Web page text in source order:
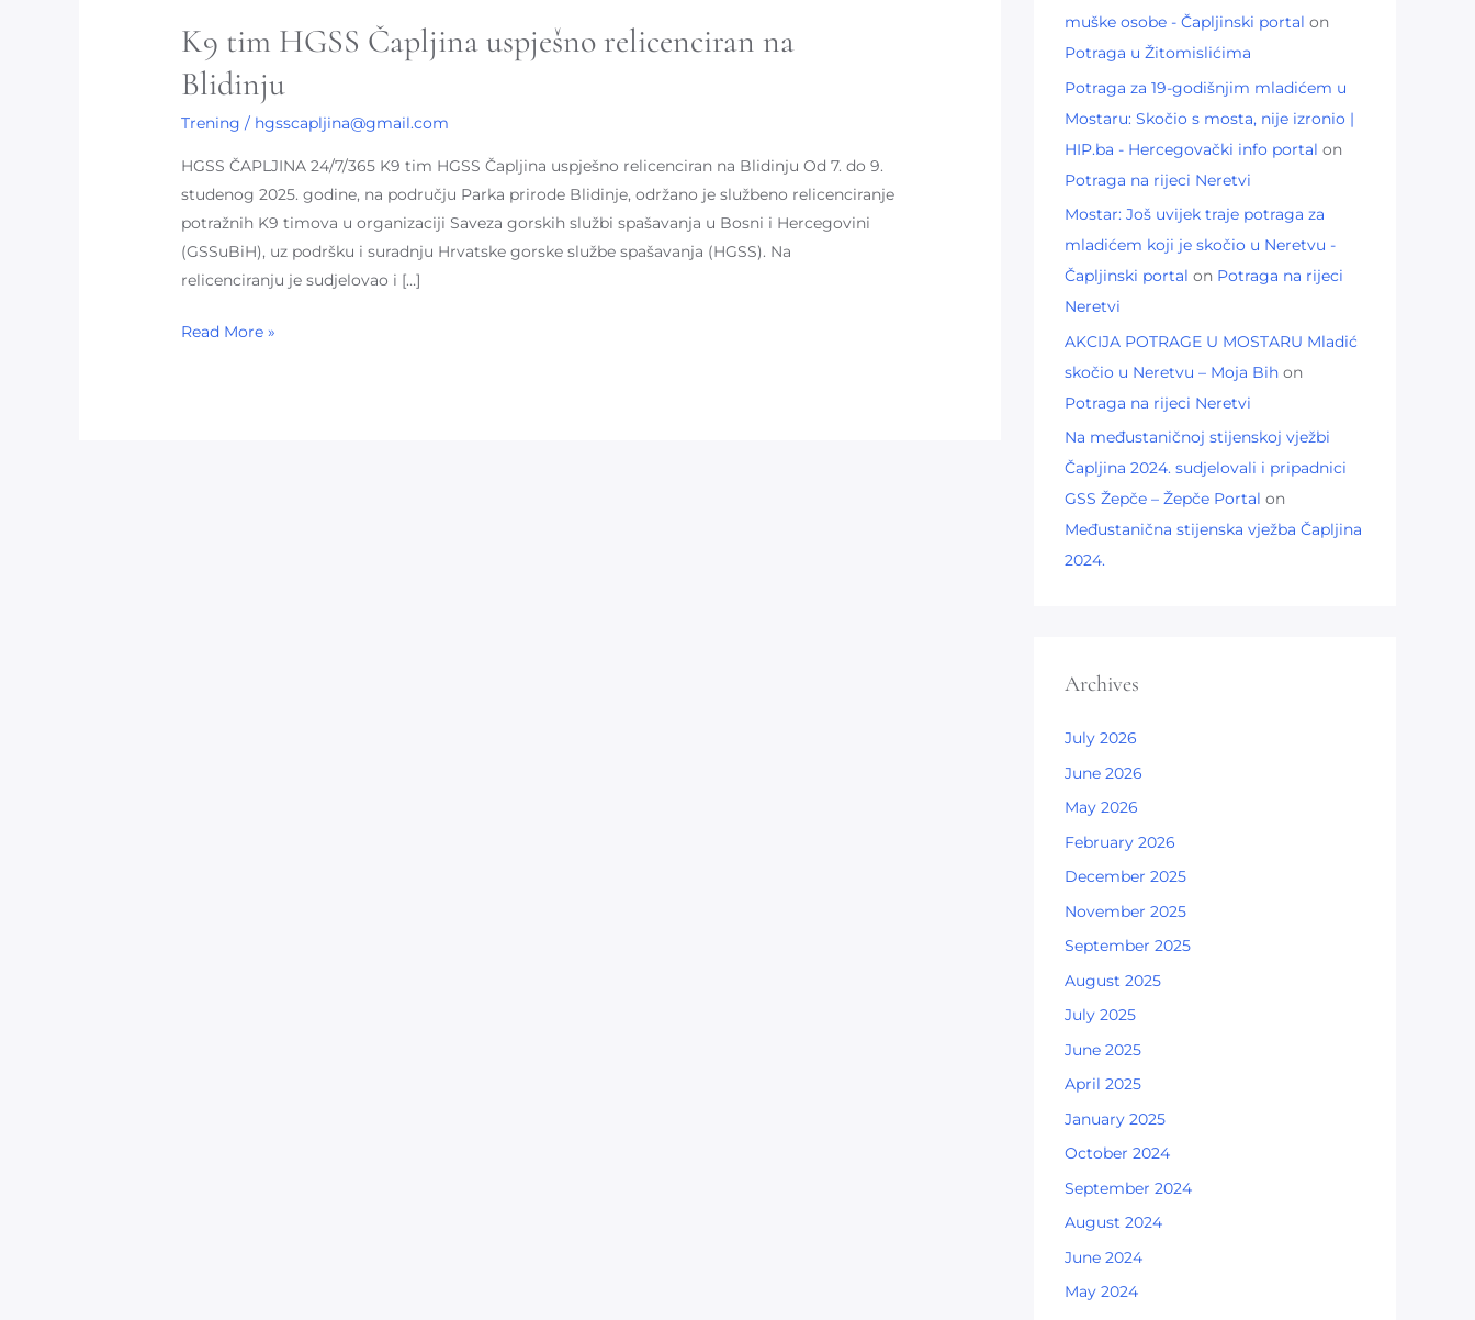
K9 tim HGSS Čapljina uspješno relicenciran na
Blidinju
Trening / hgsscapljina@gmail.com
HGSS ČAPLJINA 24/7/365 K9 tim HGSS Čapljina uspješno relicenciran na Blidinju Od 7. do 9.
studenog 2025. godine, na području Parka prirode Blidinje, održano je službeno relicenciranje
potražnih K9 timova u organizaciji Saveza gorskih službi spašavanja u Bosni i Hercegovini
(GSSuBiH), uz podršku i suradnju Hrvatske gorske službe spašavanja (HGSS). Na
relicenciranju je sudjelovao i […]
Read More »
muške osobe - Čapljinski portal on
Potraga u Žitomislićima
Potraga za 19-godišnjim mladićem u
Mostaru: Skočio s mosta, nije izronio |
HIP.ba - Hercegovački info portal on
Potraga na rijeci Neretvi
Mostar: Još uvijek traje potraga za
mladićem koji je skočio u Neretvu -
Čapljinski portal on Potraga na rijeci
Neretvi
AKCIJA POTRAGE U MOSTARU Mladić
skočio u Neretvu – Moja Bih on
Potraga na rijeci Neretvi
Na međustaničnoj stijenskoj vježbi
Čapljina 2024. sudjelovali i pripadnici
GSS Žepče – Žepče Portal on
Međustanična stijenska vježba Čapljina
2024.
Archives
July 2026
June 2026
May 2026
February 2026
December 2025
November 2025
September 2025
August 2025
July 2025
June 2025
April 2025
January 2025
October 2024
September 2024
August 2024
June 2024
May 2024